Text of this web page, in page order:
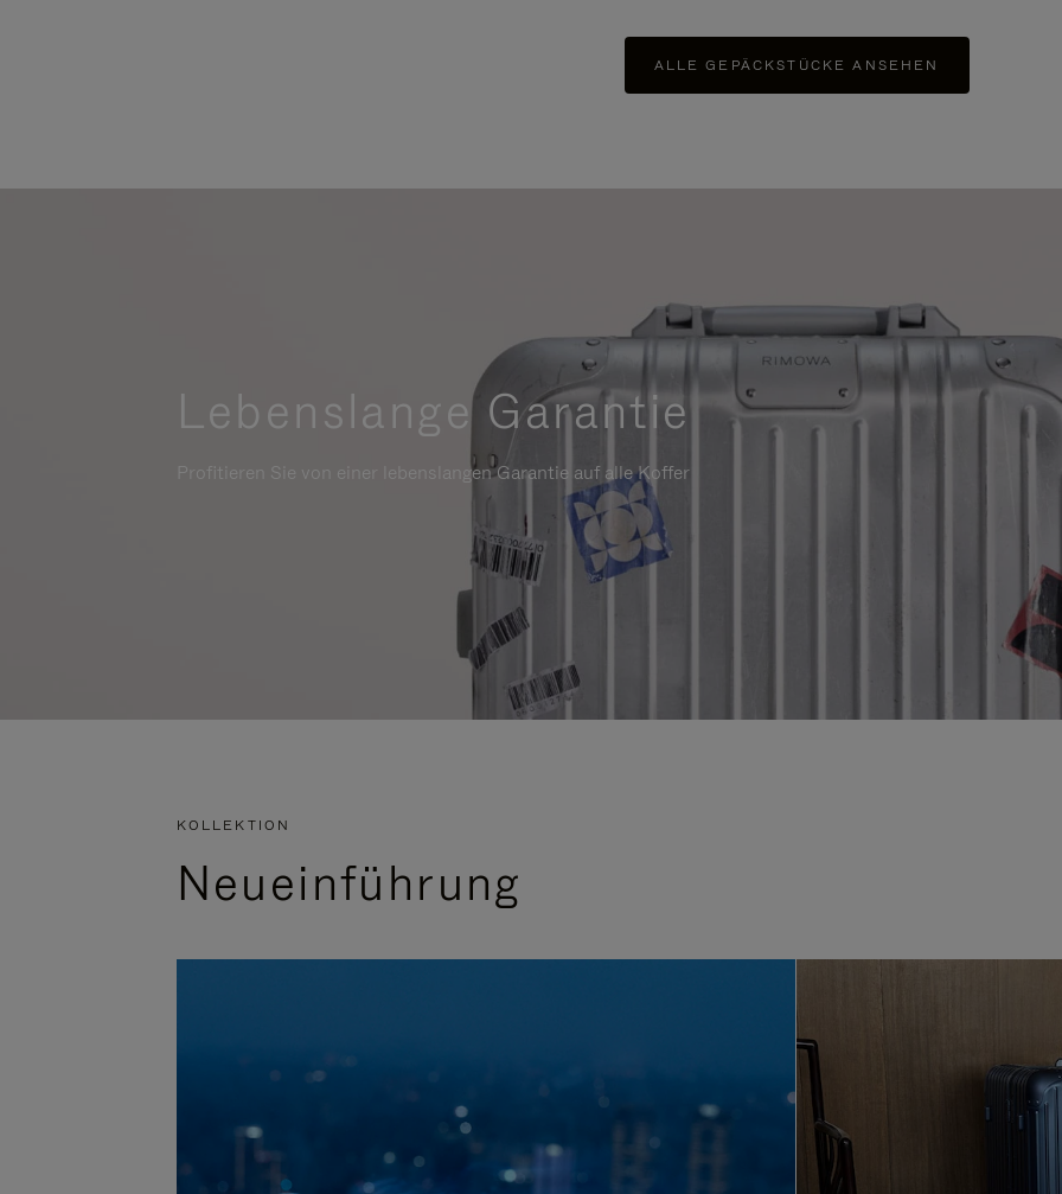
ALLE GEPÄCKSTÜCKE ANSEHEN
Lebenslange Garantie
Profitieren Sie von einer lebenslangen Garantie auf alle Koffer
KOLLEKTION
Neueinführung